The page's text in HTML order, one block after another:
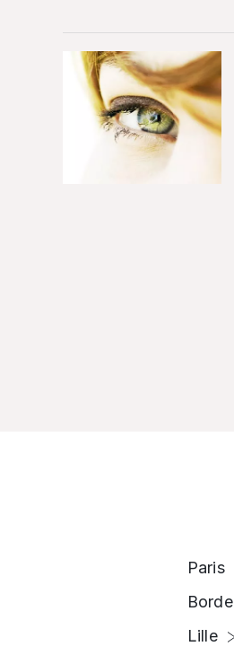
Paris
Lille